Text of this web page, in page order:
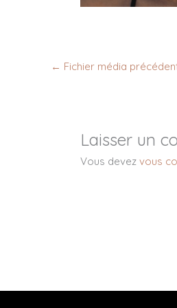
← Fichier média
Laisser un
Vous devez vous